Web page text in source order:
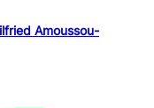
Amoussou-